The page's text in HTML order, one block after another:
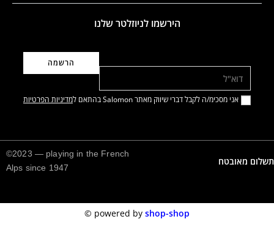
הירשמו לניוזלטר שלנו
אני מסכימ/ה לקבל דברי שיווק מאתר Salomon בהתאם ל מדיניות הפרטיות
תשלום מאובטח
©2023 — playing in the French
Alps since 1947
powered by shop-shop
©️